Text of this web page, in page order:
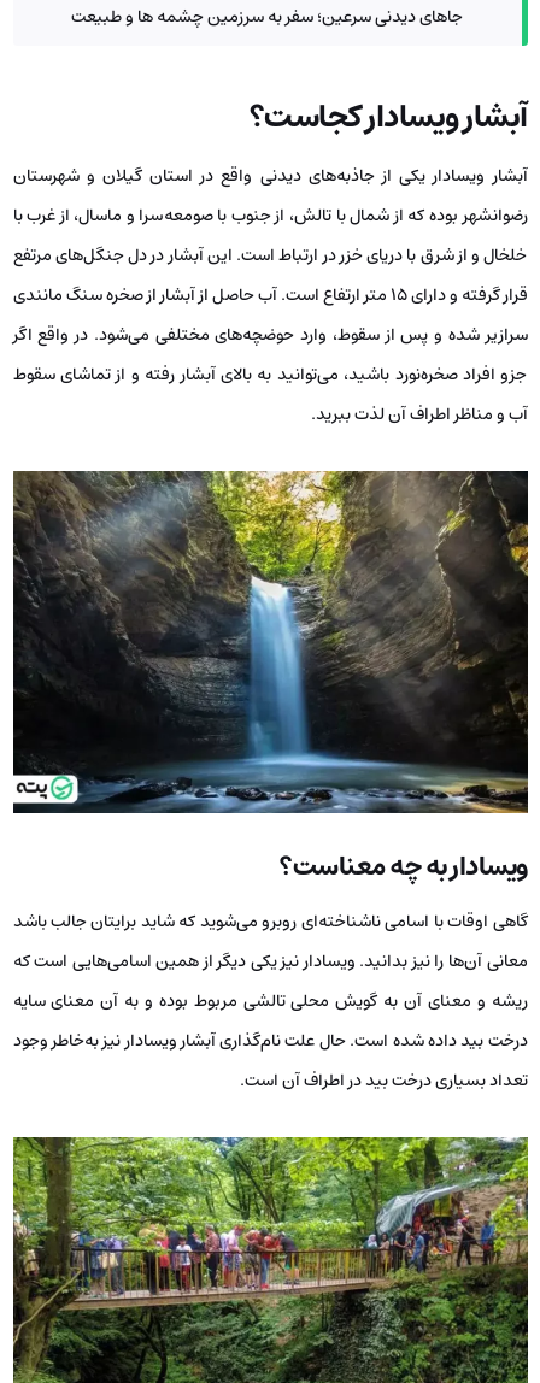
جاهای دیدنی سرعین؛ سفر به سرزمین چشمه ها و طبیعت
آبشار ویسادار کجاست؟
آبشار ویسادار یکی از جاذبه‌های دیدنی واقع در استان گیلان و شهرستان
رضوانشهر بوده که از شمال با تالش، از جنوب با صومعه‌سرا و ماسال، از غرب با
خلخال و از شرق با دریای خزر در ارتباط است. این آبشار در دل جنگل‌های مرتفع
قرار گرفته و دارای 15 متر ارتفاع است. آب حاصل از آبشار از صخره سنگ مانندی
سرازیر شده و پس از سقوط، وارد حوضچه‌های مختلفی می‌شود. در واقع اگر
جزو افراد صخره‌نورد باشید، می‌توانید به بالای آبشار رفته و از تماشای سقوط
آب و مناظر اطراف آن لذت ببرید.
ویسادار به چه معناست؟
گاهی اوقات با اسامی ناشناخته‌ای روبرو می‌شوید که شاید برایتان جالب باشد
معانی آن‌ها را نیز بدانید. ویسادار نیز یکی دیگر از همین اسامی‌هایی است که
ریشه و معنای آن به گویش محلی تالشی مربوط بوده و به آن معنای سایه
درخت بید داده شده است. حال علت نام‌گذاری آبشار ویسادار نیز به‌خاطر وجود
تعداد بسیاری درخت بید در اطراف آن است.